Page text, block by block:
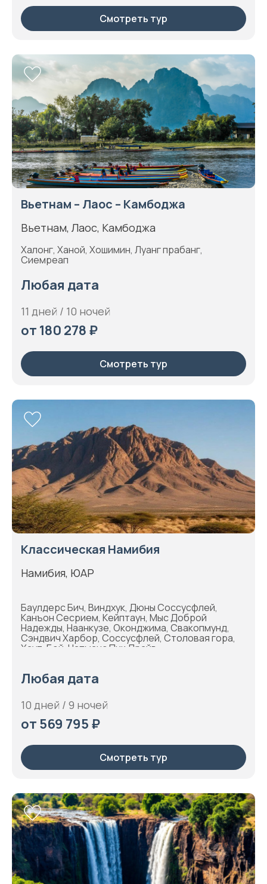
Смотреть тур
Вьетнам – Лаос – Камбоджа
Вьетнам, Лаос, Камбоджа
Халонг, Ханой, Хошимин, Луанг прабанг,
Сиемреап
Любая дата
11 дней / 10 ночей
от 180 278 ₽
Смотреть тур
Классическая Намибия
Намибия, ЮАР
Баулдерс Бич, Виндхук, Дюны Соссусфлей,
Канъон Сесрием, Кейптаун, Мыс Доброй
Надежды, Наанкузе, Оконджима, Свакопмунд,
Сэндвич Харбор, Соссусфлей, Столовая гора,
Хаут-Бей, Чапманс Пик Драйв
Любая дата
10 дней / 9 ночей
от 569 795 ₽
Смотреть тур